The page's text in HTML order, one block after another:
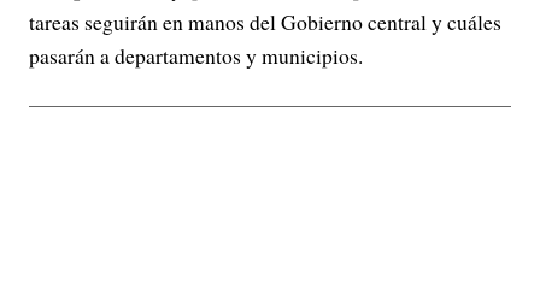
tareas seguirán en manos del Gobierno central y cuáles
pasarán a departamentos y municipios.